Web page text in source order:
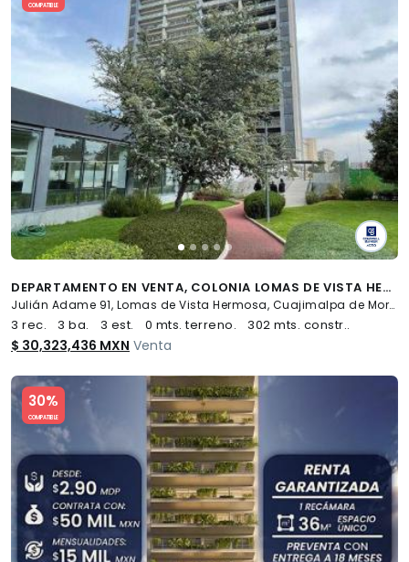
COMPATIBLE
DEPARTAMENTO EN VENTA, COLONIA LOMAS DE VISTA HERMOSA
Julián Adame 91, Lomas de Vista Hermosa, Cuajimalpa de Morelos
3 rec. 3 ba. 3 est. 0 mts. terreno. 302 mts. constr..
$ 30,323,436 MXN Venta
30%
COMPATIBLE
Slide 1 of 5